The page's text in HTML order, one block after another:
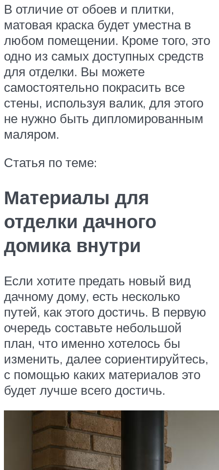
В отличие от обоев и плитки,
матовая краска будет уместна в
любом помещении. Кроме того, это
одно из самых доступных средств
для отделки. Вы можете
самостоятельно покрасить все
стены, используя валик, для этого
не нужно быть дипломированным
маляром.
Статья по теме:
Материалы для
отделки дачного
домика внутри
Если хотите предать новый вид
дачному дому, есть несколько
путей, как этого достичь. В первую
очередь составьте небольшой
план, что именно хотелось бы
изменить, далее сориентируйтесь,
с помощью каких материалов это
будет лучше всего достичь.